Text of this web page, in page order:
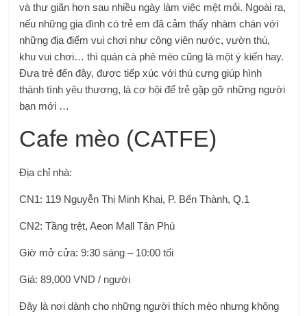
và thư giãn hơn sau nhiều ngày làm việc mệt mỏi. Ngoài ra,
nếu những gia đình có trẻ em đã cảm thấy nhàm chán với
những địa điểm vui chơi như công viên nước, vườn thú,
khu vui chơi… thì quán cà phê mèo cũng là một ý kiến ​​hay.
Đưa trẻ đến đây, được tiếp xúc với thú cưng giúp hình
thành tình yêu thương, là cơ hội để trẻ gặp gỡ những người
bạn mới …
Cafe mèo (CATFE)
Địa chỉ nhà:
CN1: 119 Nguyễn Thị Minh Khai, P. Bến Thành, Q.1
CN2: Tầng trệt, Aeon Mall Tân Phú
Giờ mở cửa: 9:30 sáng – 10:00 tối
Giá: 89,000 VND / người
Đây là nơi dành cho những người thích mèo nhưng không